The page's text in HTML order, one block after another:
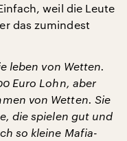
weil die Leute
das zumindest
leben von Wetten.
Euro Lohn, aber
von Wetten. Sie
die spielen gut und
so kleine Mafia-